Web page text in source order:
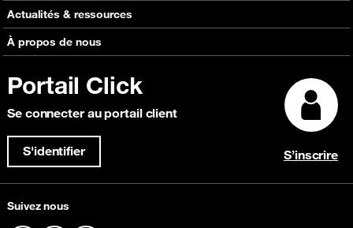
Suivez nous
Messagerie
Roaming
Solutions de capacité
IP Transit
Content Delivery Network (CDN)
Sécurité et Anti-Fraude
Connectivité Cloud
Réseaux mondiaux d'Orange
Carte réseau interactive
Découvrir Click
Témoignages clients
Actualités & ressources
Consultez nos actualités
Focus Magazine
À propos de nous
Portail Click
Se connecter au portail client
S'identifier S’inscrire